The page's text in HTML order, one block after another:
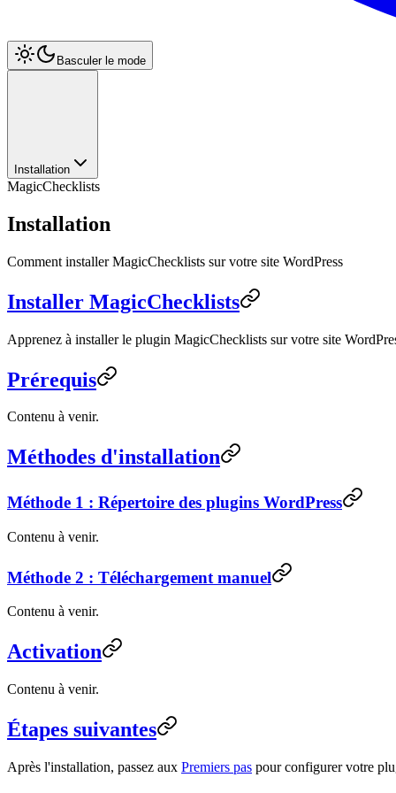
Basculer le mode
Installation
MagicChecklists
Installation
Comment installer MagicChecklists sur votre site WordPress
Installer MagicChecklists
Apprenez à installer le plugin MagicChecklists sur votre site
Prérequis
Contenu à venir.
Méthodes d'installation
Méthode 1 : Répertoire des plugins WordPress
Contenu à venir.
Méthode 2 : Téléchargement manuel
Contenu à venir.
Activation
Contenu à venir.
Étapes suivantes
Après l'installation, passez aux Premiers pas pour configurer votre